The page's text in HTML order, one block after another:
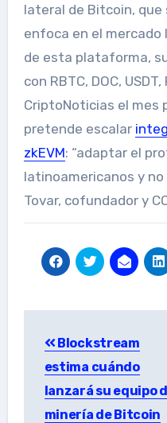
lateral de Bitcoin, que
enfoca en el
de esta plataforma,
con RBTC, DOC,
CriptoNoticias el mes
pretende escalar
zkEVM: “adaptar el
latinoamericanos y no
Tovar, cofundador y
navigation
Blockstream
estima cuándo
lanzará su equipo
minería de Bitcoin